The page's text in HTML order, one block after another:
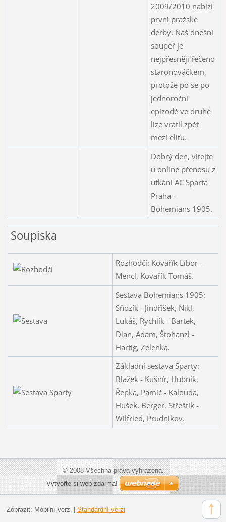
2009/2010 nabízí
první pražské
derby. Náš dnešní
soupeř je
nejpřesněji řečeno
staronováčkem,
protože po se po
jednoroční
epizodě ve druhé
lize vrátil zpět
mezi elitu.
Dobrý den, vítejte
u online přenosu z
utkání AC Sparta
Praha -
Bohemians 1905.
Soupiska
Rozhodčí: Kovařík Libor -
Mencl, Kovařík Tomáš.
Sestava Bohemians 1905:
Sňozík - Jindřišek, Nikl,
Lukáš, Rychlík - Bartek,
Dian, Adam, Štohanzl -
Hartig, Zelenka.
Základní sestava Sparty:
Blažek - Kušnír, Hubník,
Řepka, Pamić - Kalouda,
Hušek, Berger, Střeštík -
Wilfried, Prudnikov.
© 2008 Všechna práva vyhrazena.
Vytvořte si web zdarma!
Zobrazit: Mobilní verzi Standardní verzi